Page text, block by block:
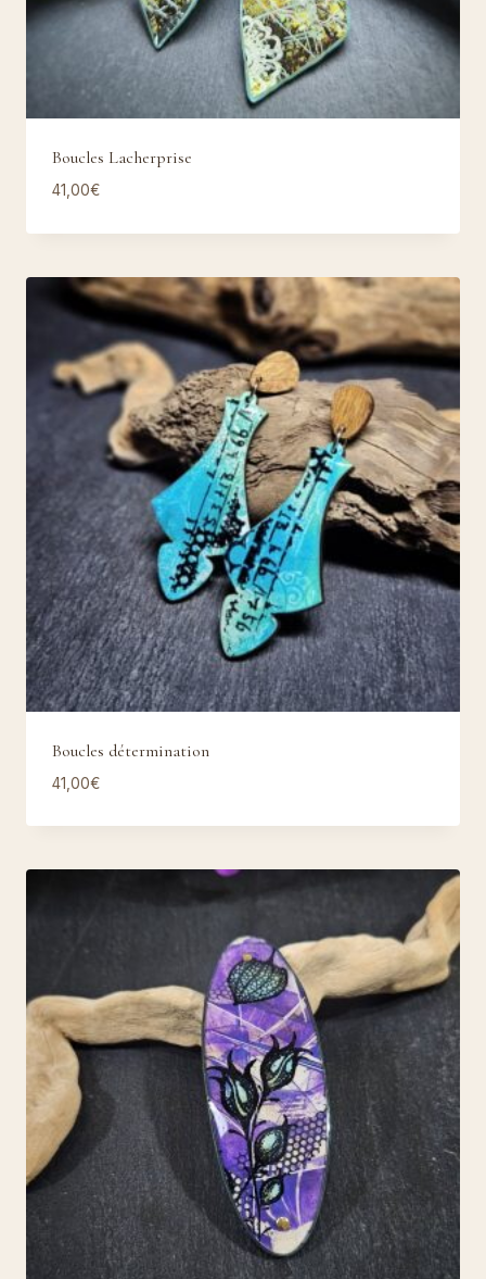
Boucles Lacherprise
41,00€
Boucles détermination
41,00€